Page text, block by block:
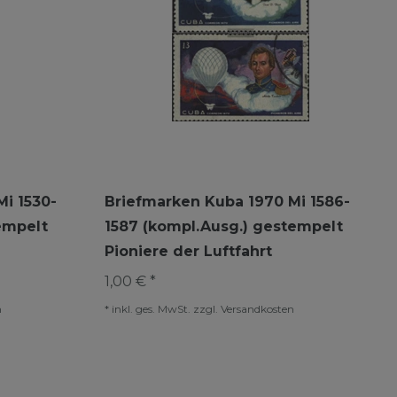
1530-
Briefmarken Kuba 1970 Mi 1586-
1587 (kompl.Ausg.) gestempelt
Pioniere der Luftfahrt
1,00 € *
* inkl. ges. MwSt. zzgl. Versandkosten